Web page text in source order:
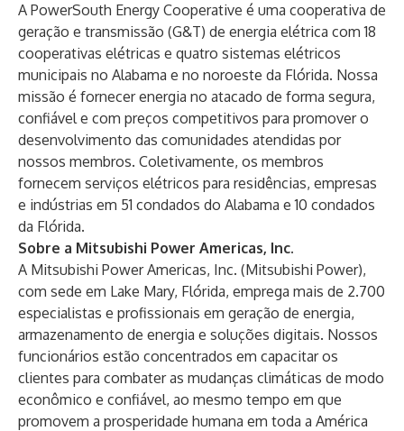
A PowerSouth Energy Cooperative é uma cooperativa de
geração e transmissão (G&T) de energia elétrica com 18
cooperativas elétricas e quatro sistemas elétricos
municipais no Alabama e no noroeste da Flórida. Nossa
missão é fornecer energia no atacado de forma segura,
confiável e com preços competitivos para promover o
desenvolvimento das comunidades atendidas por
nossos membros. Coletivamente, os membros
fornecem serviços elétricos para residências, empresas
e indústrias em 51 condados do Alabama e 10 condados
da Flórida.
Sobre a Mitsubishi Power Americas, Inc.
A Mitsubishi Power Americas, Inc. (Mitsubishi Power),
com sede em Lake Mary, Flórida, emprega mais de 2.700
especialistas e profissionais em geração de energia,
armazenamento de energia e soluções digitais. Nossos
funcionários estão concentrados em capacitar os
clientes para combater as mudanças climáticas de modo
econômico e confiável, ao mesmo tempo em que
promovem a prosperidade humana em toda a América